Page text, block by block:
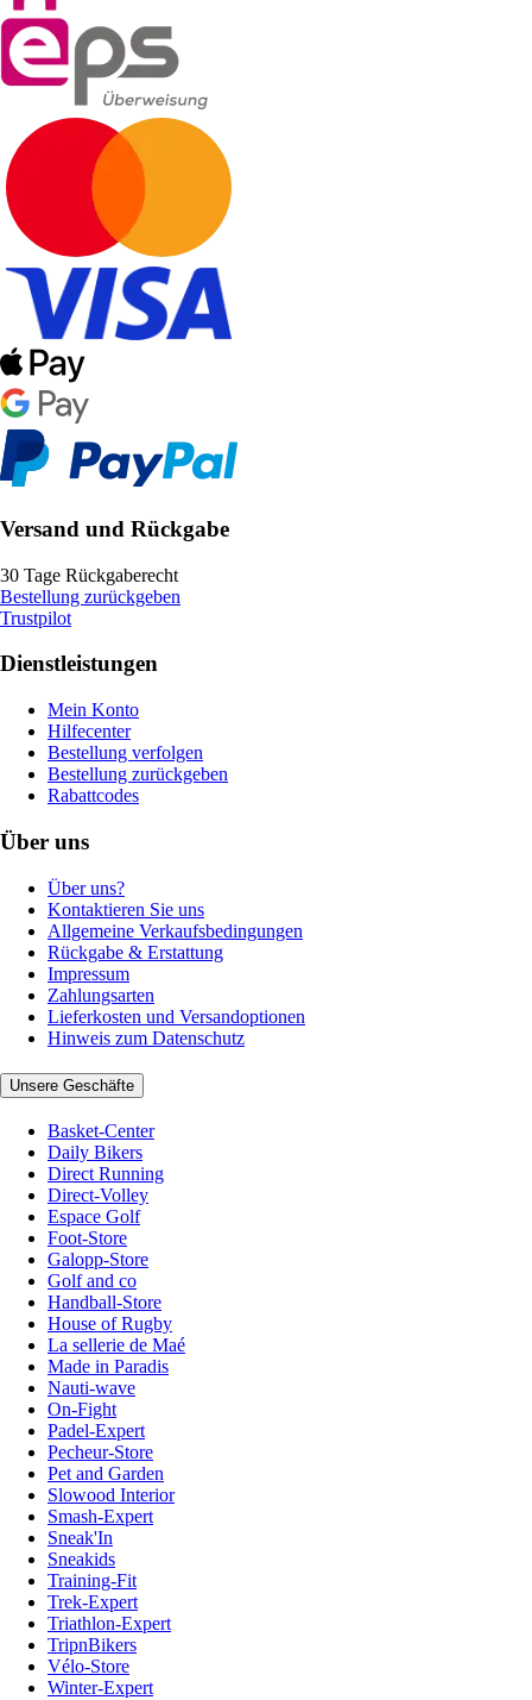
Versand und Rückgabe
30 Tage Rückgaberecht
Bestellung zurückgeben
Trustpilot
Dienstleistungen
Mein Konto
Hilfecenter
Bestellung verfolgen
Bestellung zurückgeben
Rabattcodes
Über uns
Über uns?
Kontaktieren Sie uns
Allgemeine Verkaufsbedingungen
Rückgabe & Erstattung
Impressum
Zahlungsarten
Lieferkosten und Versandoptionen
Hinweis zum Datenschutz
Unsere Geschäfte
Basket-Center
Daily Bikers
Direct Running
Direct-Volley
Espace Golf
Foot-Store
Galopp-Store
Golf and co
Handball-Store
House of Rugby
La sellerie de Maé
Made in Paradis
Nauti-wave
On-Fight
Padel-Expert
Pecheur-Store
Pet and Garden
Slowood Interior
Smash-Expert
Sneak'In
Sneakids
Training-Fit
Trek-Expert
Triathlon-Expert
TripnBikers
Vélo-Store
Winter-Expert